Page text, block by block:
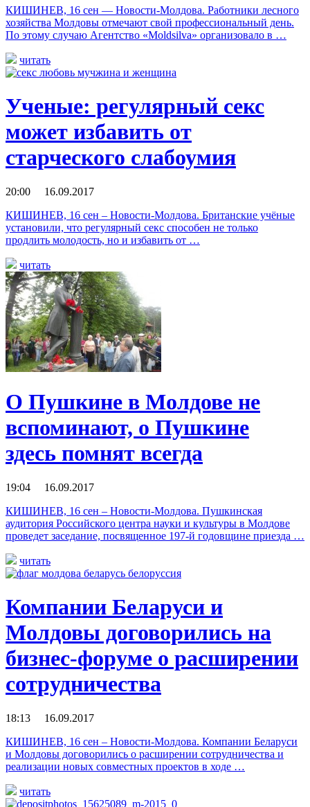
КИШИНЕВ, 16 сен — Новости-Молдова. Работники лесного
хозяйства Молдовы отмечают свой профессиональный день.
По этому случаю Агентство «Moldsilva» организовало в …
читать
Ученые: регулярный секс
может избавить от
старческого слабоумия
20:00 16.09.2017
КИШИНЕВ, 16 сен – Новости-Молдова. Британские учёные
установили, что регулярный секс способен не только
продлить молодость, но и избавить от …
читать
О Пушкине в Молдове не
вспоминают, о Пушкине
здесь помнят всегда
19:04 16.09.2017
КИШИНЕВ, 16 сен – Новости-Молдова. Пушкинская
аудитория Российского центра науки и культуры в Молдове
проведет заседание, посвященное 197-й годовщине приезда …
читать
Компании Беларуси и
Молдовы договорились на
бизнес-форуме о расширении
сотрудничества
18:13 16.09.2017
КИШИНЕВ, 16 сен – Новости-Молдова. Компании Беларуси
и Молдовы договорились о расширении сотрудничества и
реализации новых совместных проектов в ходе …
читать